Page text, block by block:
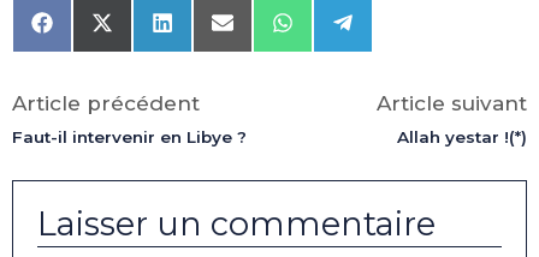
Share
on
Share
on
(Twitter)
Share
on
Share
on
Share
on
Share
on
Article précédent
Faut-il intervenir en Libye ?
Article suivant
Allah yestar !(*)
Laisser un commentaire